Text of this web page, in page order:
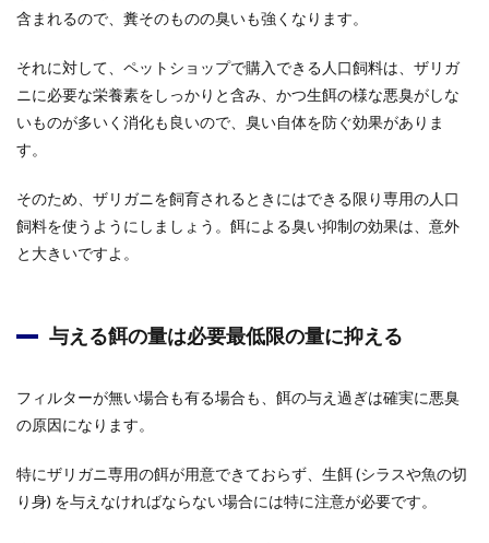
含まれるので、糞そのものの臭いも強くなります。
それに対して、ペットショップで購入できる人口飼料は、ザリガ
ニに必要な栄養素をしっかりと含み、かつ生餌の様な悪臭がしな
いものが多いく消化も良いので、臭い自体を防ぐ効果がありま
す。
そのため、ザリガニを飼育されるときにはできる限り専用の人口
飼料を使うようにしましょう。餌による臭い抑制の効果は、意外
と大きいですよ。
与える餌の量は必要最低限の量に抑える
フィルターが無い場合も有る場合も、餌の与え過ぎは確実に悪臭
の原因になります。
特にザリガニ専用の餌が用意できておらず、生餌 (シラスや魚の切
り身) を与えなければならない場合には特に注意が必要です。